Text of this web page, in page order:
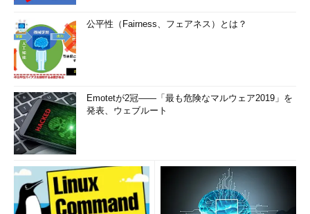
公平性（Fairness、フェアネス）とは？
Emotetが2冠――「最も危険なマルウェア2019」を
発表、ウェブルート